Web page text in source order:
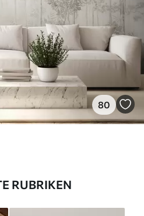
80
RUBRIKEN